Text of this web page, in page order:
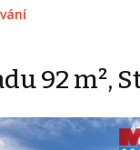
92 m²,